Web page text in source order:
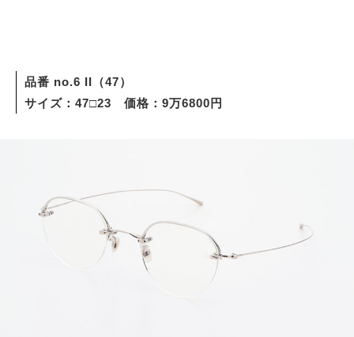
品番 no.6 II（47）
サイズ：47□23 価格：9万6800円